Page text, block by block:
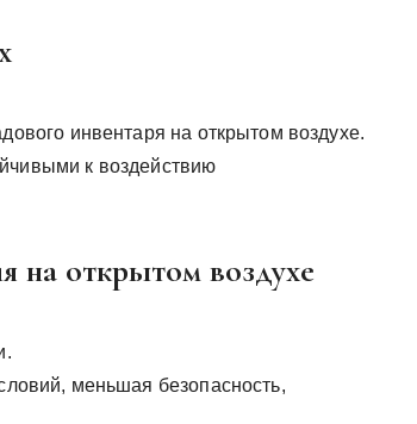
инвентаря на открытом воздухе.
к воздействию
на открытом воздухе
меньшая безопасность,